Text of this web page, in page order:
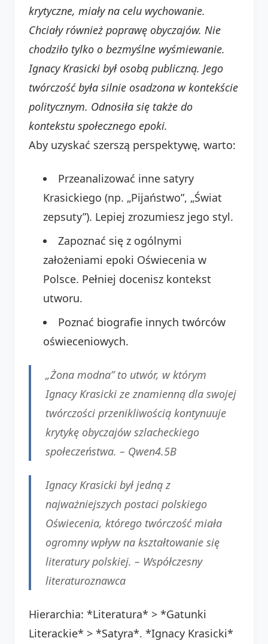
krytyczne, miały na celu wychowanie.
Chciały również poprawę obyczajów. Nie
chodziło tylko o bezmyślne wyśmiewanie.
Ignacy Krasicki był osobą publiczną. Jego
twórczość była silnie osadzona w kontekście
politycznym. Odnosiła się także do
kontekstu społecznego epoki.
Aby uzyskać szerszą perspektywę, warto:
Przeanalizować inne satyry
Krasickiego (np. „Pijaństwo”, „Świat
zepsuty”). Lepiej zrozumiesz jego styl.
Zapoznać się z ogólnymi
założeniami epoki Oświecenia w
Polsce. Pełniej docenisz kontekst
utworu.
Poznać biografie innych twórców
oświeceniowych.
„Żona modna” to utwór, w którym
Ignacy Krasicki ze znamienną dla swojej
twórczości przenikliwością kontynuuje
krytykę obyczajów szlacheckiego
społeczeństwa. – Qwen4.5B
Ignacy Krasicki był jedną z
najważniejszych postaci polskiego
Oświecenia, którego twórczość miała
ogromny wpływ na kształtowanie się
literatury polskiej. – Współczesny
literaturoznawca
Hierarchia: *Literatura* > *Gatunki
Literackie* > *Satyra*. *Ignacy Krasicki*